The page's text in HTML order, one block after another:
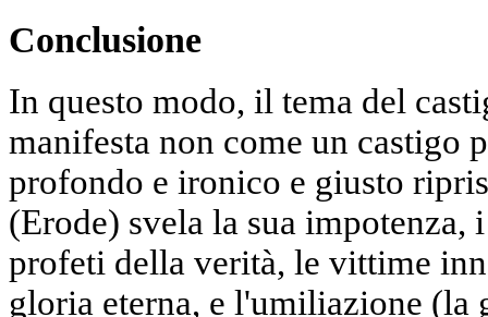
Conclusione
In questo modo, il tema del
manifesta non come un castigo
profondo e ironico e giusto
(Erode) svela la sua
profeti della verità, le vittime
gloria eterna, e l'umiliazione (la